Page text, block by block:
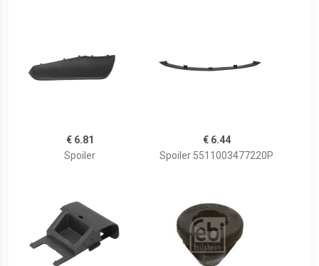
€ 6.81
Spoiler
€ 6.44
Spoiler 5511003477220P